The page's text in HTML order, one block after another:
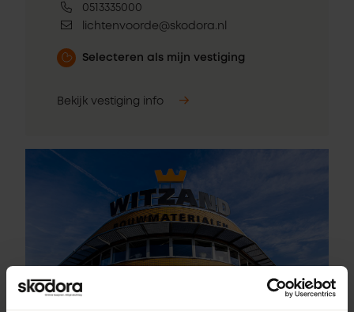
0513335000
lichtenvoorde@skodora.nl
Selecteren als mijn vestiging
Bekijk vestiging info